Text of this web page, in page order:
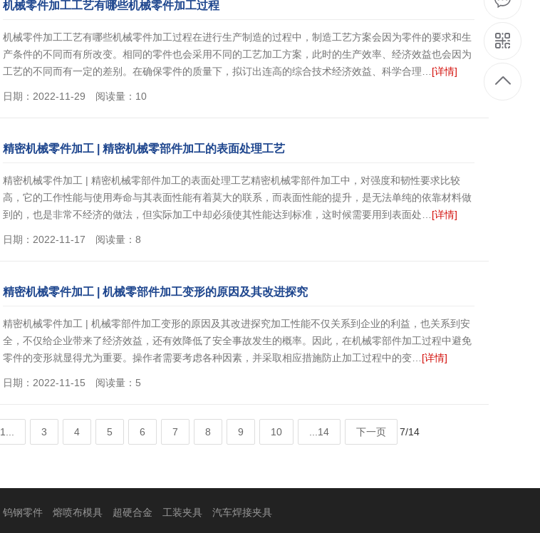
机械零件加工工艺有哪些机械零件加工过程
机械零件加工工艺有哪些机械零件加工过程在进行生产制造的过程中，制造工艺方案会因为零件的要求和生
产条件的不同而有所改变。相同的零件也会采用不同的工艺加工方案，此时的生产效率、经济效益也会因为
工艺的不同而有一定的差别。在确保零件的质量下，拟订出连高的综合技术经济效益、科学合理… [详情]
日期：2022-11-29 阅读量：10
精密机械零件加工 | 精密机械零部件加工的表面处理工艺
精密机械零件加工 | 精密机械零部件加工的表面处理工艺精密机械零部件加工中，对强度和韧性要求比较
高，它的工作性能与使用寿命与其表面性能有着莫大的联系，而表面性能的提升，是无法单纯的依靠材料做
到的，也是非常不经济的做法，但实际加工中却必须使其性能达到标准，这时候需要用到表面处… [详情]
日期：2022-11-17 阅读量：8
精密机械零件加工 | 机械零部件加工变形的原因及其改进探究
精密机械零件加工 | 机械零部件加工变形的原因及其改进探究加工性能不仅关系到企业的利益，也关系到安
全，不仅给企业带来了经济效益，还有效降低了安全事故发生的概率。因此，在机械零部件加工过程中避免
零件的变形就显得尤为重要。操作者需要考虑各种因素，并采取相应措施防止加工过程中的变… [详情]
日期：2022-11-15 阅读量：5
1... 3 4 5 6 7 8 9 10 ...14 下一页 7/14
钨钢零件 熔喷布模具 超硬合金 工装夹具 汽车焊接夹具